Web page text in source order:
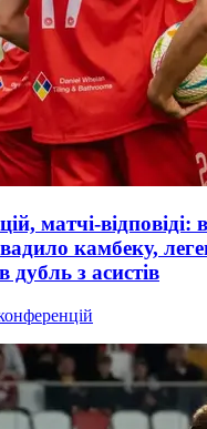
матчі-відповіді:
камбеку,
з асистів